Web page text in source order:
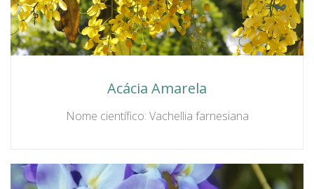
Acácia Amarela
Nome científico: Vachellia farnesiana